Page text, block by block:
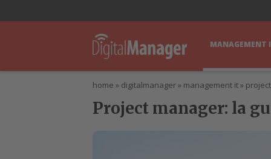
MANAGEMENT
home » digitalmanager» management it»
Project manager: la